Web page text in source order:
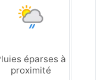
éparses à
proximité